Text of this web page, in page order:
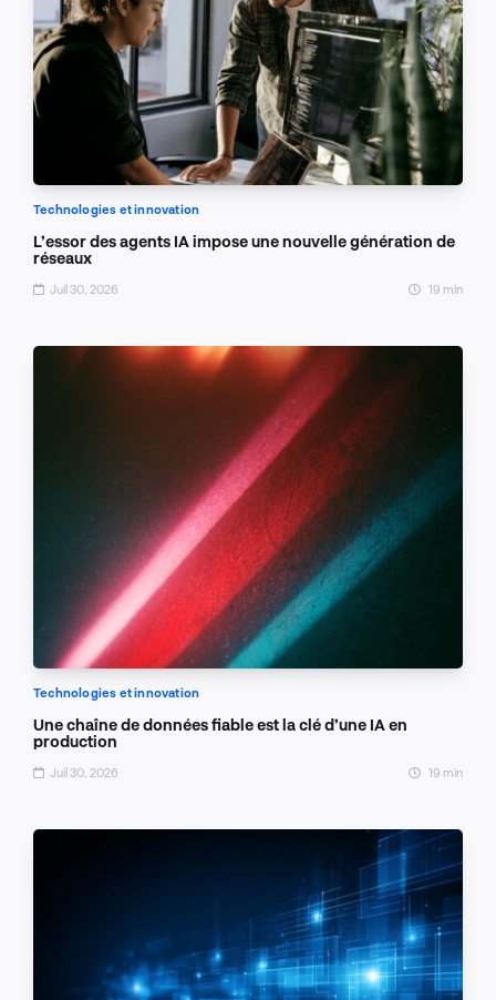
Technologies et innovation
L’essor des agents IA impose une nouvelle génération de
réseaux
Juil 30, 2026 19 min
Technologies et innovation
Une chaîne de données fiable est la clé d’une IA en
production
Juil 30, 2026 19 min